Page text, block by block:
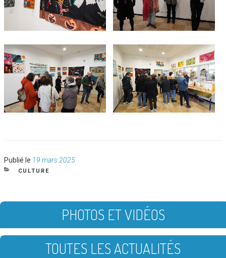
Publié le Publié
le
19 mars 2025
CATÉGORIES
CULTURE
PHOTOS ET VIDÉOS
TOUTES LES ACTUALITÉS